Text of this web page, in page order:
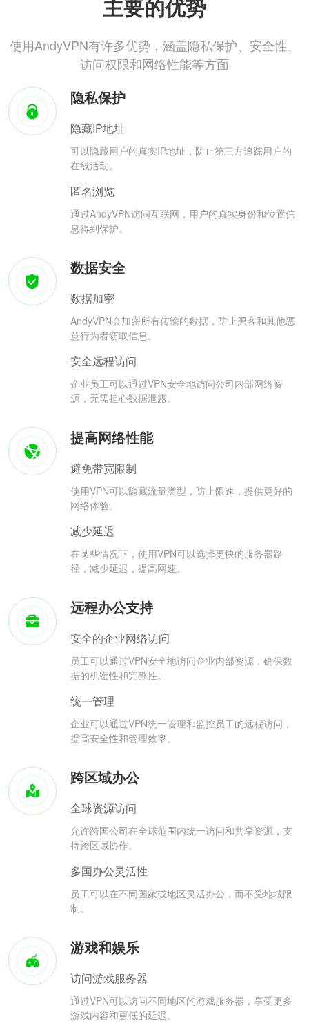
主要的优势
使用AndyVPN有许多优势，涵盖隐私保护、安全性、
访问权限和网络性能等方面
隐私保护
隐藏IP地址
可以隐藏用户的真实IP地址，防止第三方追踪用户的
在线活动。
匿名浏览
通过AndyVPN访问互联网，用户的真实身份和位置信
息得到保护。
数据安全
数据加密
AndyVPN会加密所有传输的数据，防止黑客和其他恶
意行为者窃取信息。
安全远程访问
企业员工可以通过VPN安全地访问公司内部网络资
源，无需担心数据泄露。
提高网络性能
避免带宽限制
使用VPN可以隐藏流量类型，防止限速，提供更好的
网络体验。
减少延迟
在某些情况下，使用VPN可以选择更快的服务器路
径，减少延迟，提高网速。
远程办公支持
安全的企业网络访问
员工可以通过VPN安全地访问企业内部资源，确保数
据的机密性和完整性。
统一管理
企业可以通过VPN统一管理和监控员工的远程访问，
提高安全性和管理效率。
跨区域办公
全球资源访问
允许跨国公司在全球范围内统一访问和共享资源，支
持跨区域协作。
多国办公灵活性
员工可以在不同国家或地区灵活办公，而不受地域限
制。
游戏和娱乐
访问游戏服务器
通过VPN可以访问不同地区的游戏服务器，享受更多
游戏内容和更低的延迟。